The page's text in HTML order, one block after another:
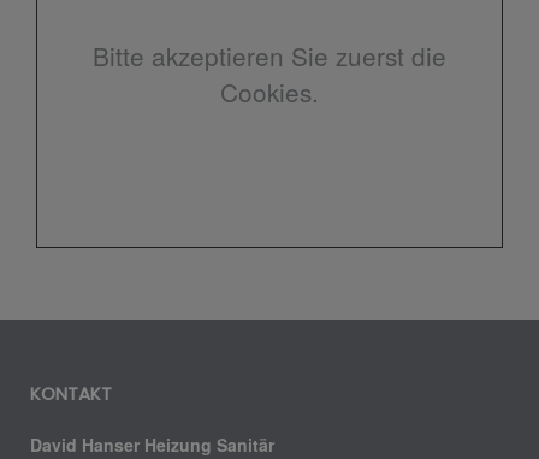
Bitte akzeptieren Sie zuerst die
Cookies.
KONTAKT
David Hanser Heizung Sanitär